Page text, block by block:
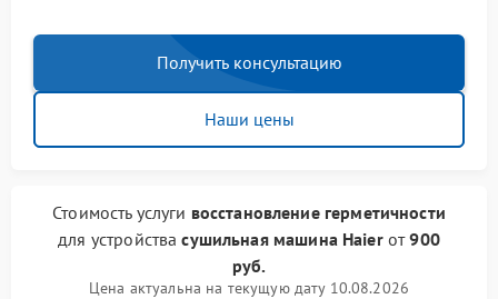
Получить консультацию
Наши цены
Стоимость услуги восстановление герметичности
для устройствасушильная машина Haierот900
руб.
Цена актуальна на текущую дату 10.08.2026